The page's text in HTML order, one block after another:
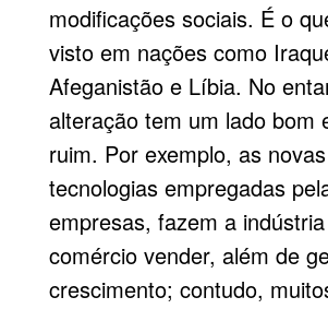
modificações sociais. É o
visto em nações como
Afeganistão e Líbia. No
alteração tem um lado bom
ruim. Por exemplo, as novas
tecnologias empregadas
empresas, fazem a
comércio vender, além de
crescimento; contudo,